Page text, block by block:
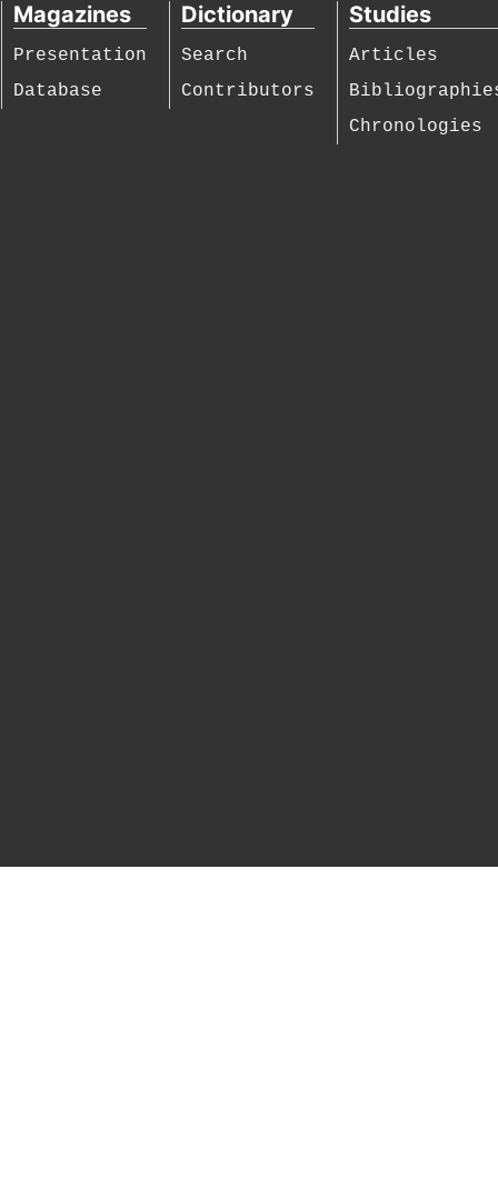
Magazines
Presentation
Database
Dictionary
Search
Contributors
Studies
Articles
Chronologies